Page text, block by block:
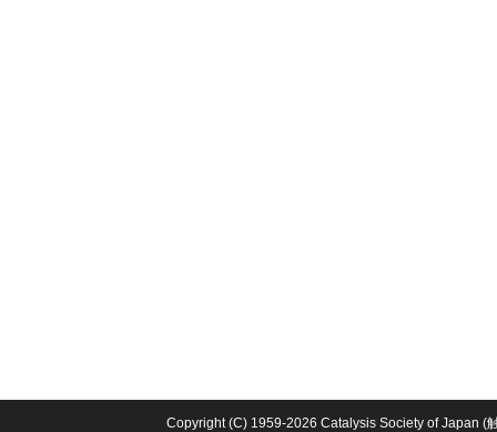
Copyright (C) 1959-2026 Catalysis Society of Japan (